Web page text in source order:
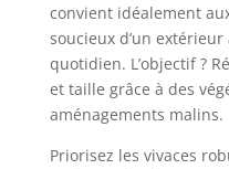
convient idéalement
soucieux d’un
quotidien. L’objectif ?
et taille grâce à des
aménagements malins.
Priorisez les vivaces